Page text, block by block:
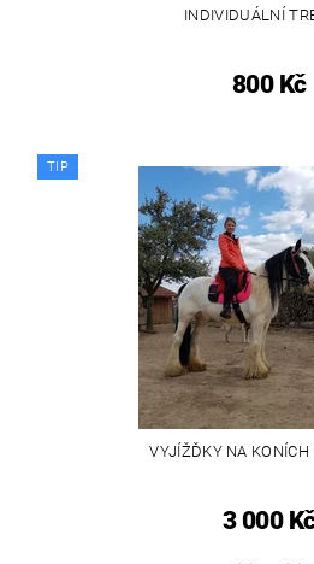
INDIVIDUÁLNÍ
800 Kč
TIP
VYJÍŽĎKY NA KONÍCH
3 000